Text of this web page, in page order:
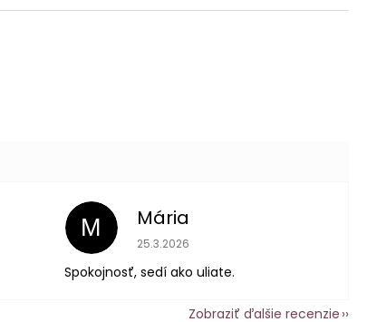
5 hviezdičiek.
M Mária
Hodnotenie obchodu je 5 z 5
25.3.2026
Spokojnosť, sedí ako uliate.
Zobraziť ďalšie recenzie